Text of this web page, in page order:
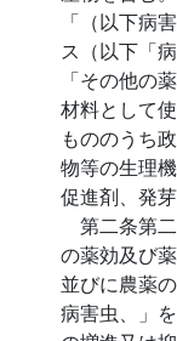
「（以下病
ス（以下「
「その他の
材料として
もののうち
物等の生理
促進剤、発
第二条第
の薬効及び
並びに農薬
病害虫、」